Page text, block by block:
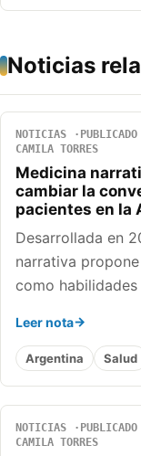
Noticias
NOTICIAS
CAMILA TORRES
Medicina
cambiar la
pacientes en la
Desarrollada en
narrativa
como
Leer nota
Argentina Salud
NOTICIAS
CAMILA TORRES